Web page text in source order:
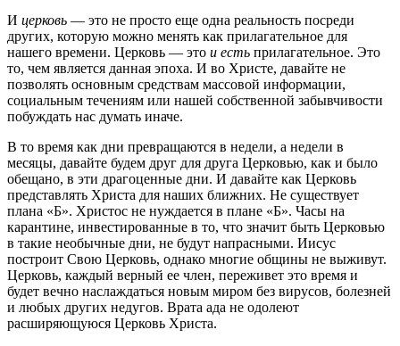
И церковь — это не просто еще одна реальность посреди
других, которую можно менять как прилагательное для
нашего времени. Церковь — это и есть прилагательное. Это
то, чем является данная эпоха. И во Христе, давайте не
позволять основным средствам массовой информации,
социальным течениям или нашей собственной забывчивости
побуждать нас думать иначе.
В то время как дни превращаются в недели, а недели в
месяцы, давайте будем друг для друга Церковью, как и было
обещано, в эти драгоценные дни. И давайте как Церковь
представлять Христа для наших ближних. Не существует
плана «Б». Христос не нуждается в плане «Б». Часы на
карантине, инвестированные в то, что значит быть Церковью
в такие необычные дни, не будут напрасными. Иисус
построит Свою Церковь, однако многие общины не выживут.
Церковь, каждый верный ее член, переживет это время и
будет вечно наслаждаться новым миром без вирусов, болезней
и любых других недугов. Врата ада не одолеют
расширяющуюся Церковь Христа.